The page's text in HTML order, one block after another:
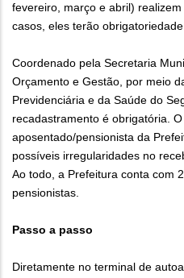
fevereiro, março e abril)
casos, eles terão
Coordenado pela Secretaria
Orçamento e Gestão, por meio
Previdenciária e da Saúde do
recadastramento é obrigatória.
aposentado/pensionista da
possíveis irregularidades no
Ao todo, a Prefeitura conta com
pensionistas.
Passo a passo
Diretamente no terminal de